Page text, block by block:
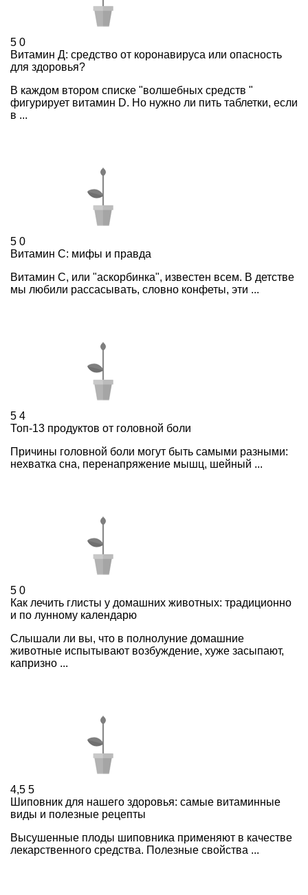
5 0
Витамин Д: средство от коронавируса или опасность
для здоровья?
В каждом втором списке "волшебных средств "
фигурирует витамин D. Но нужно ли пить таблетки, если
в ...
5 0
Витамин С: мифы и правда
Витамин С, или "аскорбинка", известен всем. В детстве
мы любили рассасывать, словно конфеты, эти ...
5 4
Топ-13 продуктов от головной боли
Причины головной боли могут быть самыми разными:
нехватка сна, перенапряжение мышц, шейный ...
5 0
Как лечить глисты у домашних животных: традиционно
и по лунному календарю
Слышали ли вы, что в полнолуние домашние
животные испытывают возбуждение, хуже засыпают,
капризно ...
4,5 5
Шиповник для нашего здоровья: самые витаминные
виды и полезные рецепты
Высушенные плоды шиповника применяют в качестве
лекарственного средства. Полезные свойства ...